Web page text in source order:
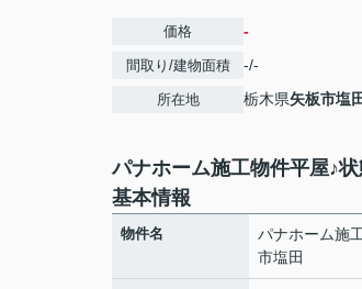
価格 -
間取り/建物面積 -/-
所在地 栃木県矢板市塩田
パナホーム施工物件平屋♪
基本情報
物件名
パナホーム施
市塩田